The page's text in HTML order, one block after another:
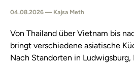
04.08.2026 — Kajsa Meth
Von Thailand über Vietnam bis
bringt verschiedene asiatische
Nach Standorten in Ludwigsburg,